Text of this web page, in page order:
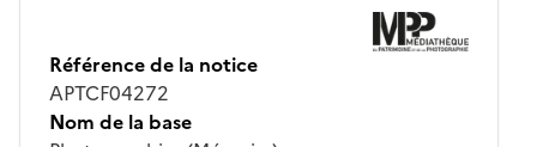
Référence de la notice
APTCF04272
Nom de la base